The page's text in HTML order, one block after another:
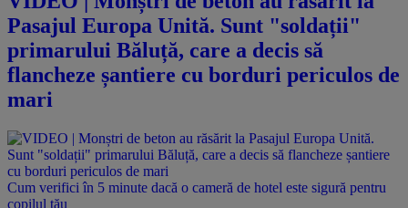
Pasajul Europa Unită. Sunt "soldații"
primarului Băluță, care a decis să
flancheze șantiere cu borduri periculos de
mari
Cum verifici în 5 minute dacă o cameră de hotel este sigură pentru
copilul tău